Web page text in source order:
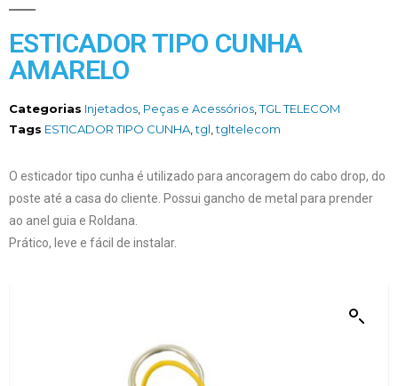
ESTICADOR TIPO CUNHA
AMARELO
Categorias Injetados Peças e Acessórios ,TGL TELECOM
Tags ESTICADOR TIPO CUNHA ,tgl ,tgltelecom
O esticador tipo cunha é utilizado para ancoragem do cabo drop, do
poste até a casa do cliente. Possui gancho de metal para prender
ao anel guia e Roldana.
Prático, leve e fácil de instalar.